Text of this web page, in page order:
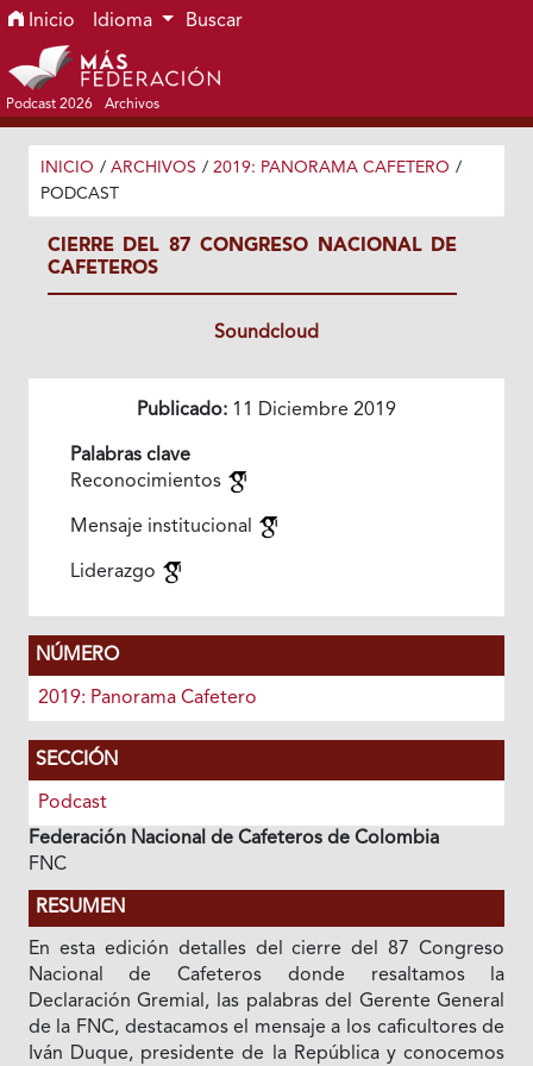
Ir al menú de navegación principal
Ir al contenido principal
Ir al pie de página del sitio
Inicio Idioma Buscar
Podcast 2026 Archivos
INICIO / ARCHIVOS / 2019: PANORAMA CAFETERO /
PODCAST
CIERRE DEL 87 CONGRESO NACIONAL DE
CAFETEROS
Soundcloud
Publicado: 11 Diciembre 2019
Palabras clave
Reconocimientos
Mensaje institucional
Liderazgo
NÚMERO
2019: Panorama Cafetero
SECCIÓN
Podcast
Federación Nacional de Cafeteros de Colombia
FNC
RESUMEN
En esta edición detalles del cierre del 87 Congreso
Nacional de Cafeteros donde resaltamos la
Declaración Gremial, las palabras del Gerente General
de la FNC, destacamos el mensaje a los caficultores de
Iván Duque, presidente de la República y conocemos